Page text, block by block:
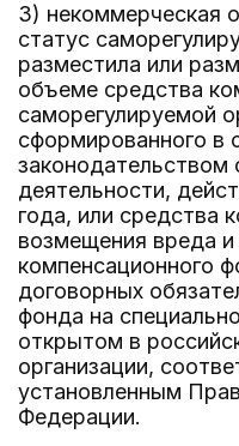
3) некоммерческая
статус
разместила или
объеме средства
саморегулируемой
сформированного в
законодательством
деятельности,
года, или средства
возмещения вреда
компенсационного
договорных
фонда на
открытом в
организации,
установленным
Федерации.